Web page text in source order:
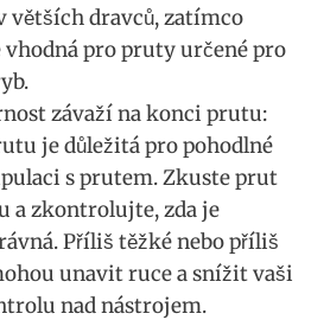
větších dravců, zatímco
pro pruty určené pro
závaží na​ konci ⁢prutu:
je ‌důležitá pro pohodlné
s prutem. Zkuste ⁤prut
⁤a ⁣zkontrolujte, zda je
⁤Příliš těžké nebo příliš
unavit ruce a⁣ snížit vaši
nad nástrojem.